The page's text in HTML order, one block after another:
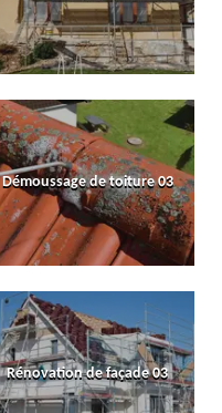
Démoussage de toiture 03
Rénovation de façade 03